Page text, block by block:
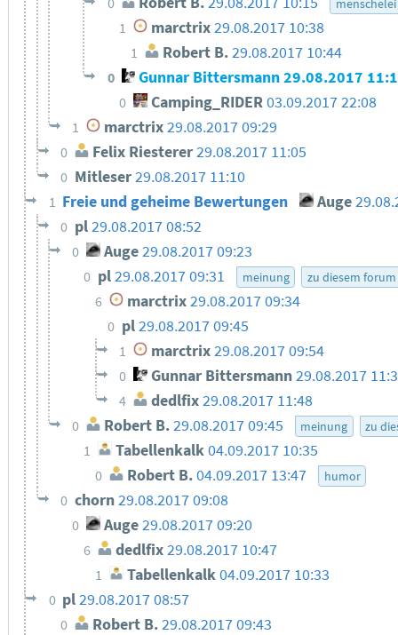
menschelei
1 marctrix 29.08.2017 10:38
1 Robert B.29.08.2017 10:44
0 Gunnar Bittersmann29.08.2017
0 Camping_RIDER 03.09.2017 22:08
1 marctrix29.08.2017 09:29
0 Felix Riesterer 29.08.2017 11:05
0 Mitleser29.08.2017 11:10
1 Freie und geheime Bewertungen Auge
0 pl29.08.2017 08:52
0 Auge29.08.2017 09:23
0 pl29.08.2017 09:31 meinung zu diesem forum
6 marctrix29.08.2017 09:34
0 pl29.08.2017 09:45
1 marctrix 29.08.2017 09:54
0 Gunnar Bittersmann 29.08.2017
4 dedlfix 29.08.2017 11:48
0 Robert B.29.08.2017 09:45 meinung zu
1 Tabellenkalk04.09.2017 10:35
0 Robert B.04.09.2017 13:47 humor
0 chorn29.08.2017 09:08
0 Auge29.08.2017 09:20
6 dedlfix29.08.2017 10:47
1 Tabellenkalk04.09.2017 10:33
0 pl29.08.2017 08:57
0 Robert B. 29.08.2017 09:43